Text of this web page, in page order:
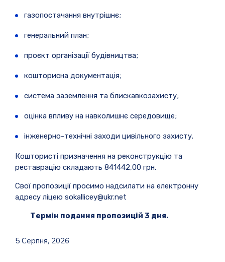
газопостачання внутрішнє;
генеральний план;
проєкт організації будівництва;
кошторисна документація;
система заземлення та блискавкозахисту;
оцінка впливу на навколишнє середовище;
інженерно-технічні заходи цивільного захисту.
Коштористі призначення на реконструкцію та
реставрацію складають 841442,00 грн.
Свої пропозиції просимо надсилати на електронну
адресу ліцею sokallicey@ukr.net
Термін подання пропозицій 3 дня.
5 Серпня, 2026